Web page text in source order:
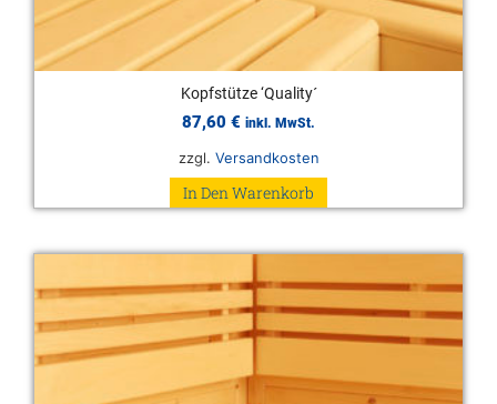
Kopfstütze ‘Quality´
87,60 € inkl. MwSt.
zzgl. Versandkosten
In Den Warenkorb